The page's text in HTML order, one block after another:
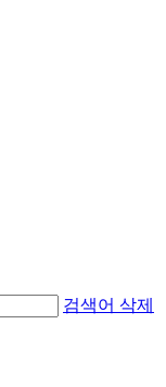
검색어 삭제